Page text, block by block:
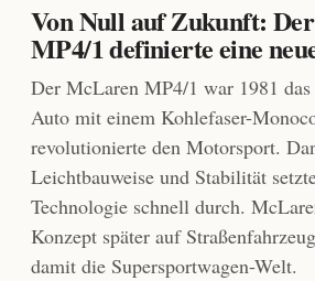
Von Null auf Zukunft:
MP4/1 definierte eine
Der McLaren MP4/1 war 1981
Auto mit einem Kohlefaser-
revolutionierte den Motorsport.
Leichtbauweise und Stabilität
Technologie schnell durch.
Konzept später auf
damit die Supersportwagen-Welt.